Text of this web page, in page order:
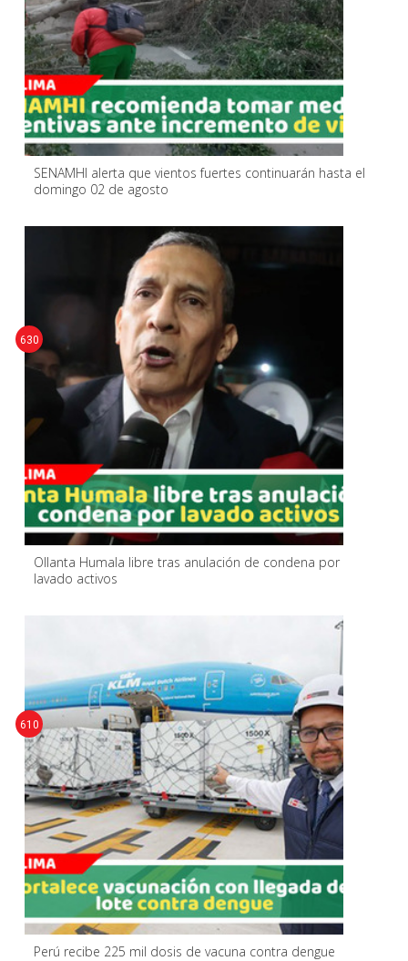
SENAMHI alerta que vientos fuertes continuarán hasta el
domingo 02 de agosto
Ollanta Humala libre tras anulación de condena por
lavado activos
630
Perú recibe 225 mil dosis de vacuna contra dengue
610